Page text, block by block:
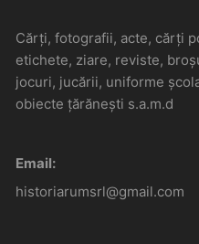
Cărți, fotografii, acte, cărți
etichete, ziare, reviste,
jocuri, jucării, uniforme
obiecte țărănești s.a.m.d
Email:
historiarumsrl@gmail.com